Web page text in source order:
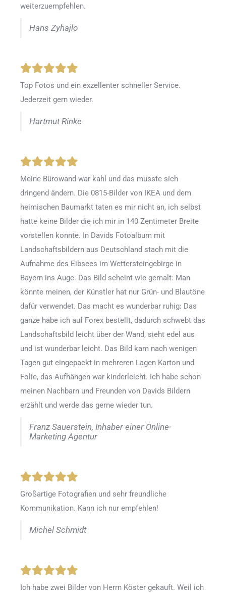
weiterzuempfehlen.
Hans Zyhajlo
Top Fotos und ein exzellenter schneller Service.
Jederzeit gern wieder.
Hartmut Rinke
Meine Bürowand war kahl und das musste sich
dringend ändern. Die 0815-Bilder von IKEA und dem
heimischen Baumarkt taten es mir nicht an, ich selbst
hatte keine Bilder die ich mir in 140 Zentimeter Breite
vorstellen konnte. In Davids Fotoalbum mit
Landschaftsbildern aus Deutschland stach mit die
Aufnahme des Eibsees im Wettersteingebirge in
Bayern ins Auge. Das Bild scheint wie gemalt: Man
könnte meinen, der Künstler hat nur Grün- und Blautöne
dafür verwendet. Das macht es wunderbar ruhig: Das
ganze habe ich auf Forex bestellt, dadurch schwebt das
Landschaftsbild leicht über der Wand, sieht edel aus
und ist wunderbar leicht. Das Bild kam nach wenigen
Tagen gut eingepackt in mehreren Lagen Karton und
Folie, das Aufhängen war kinderleicht. Ich habe schon
meinen Nachbarn und Freunden von Davids Bildern
erzählt und werde das gerne wieder tun.
Franz Sauerstein, Inhaber einer Online-
Marketing Agentur
Großartige Fotografien und sehr freundliche
Kommunikation. Kann ich nur empfehlen!
Michel Schmidt
Ich habe zwei Bilder von Herrn Köster gekauft. Weil ich